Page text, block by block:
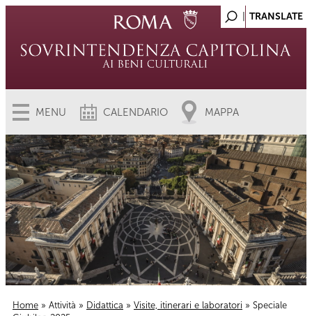
MENU CALENDARIO MAPPA
Home » Attività » Didattica » Visite, itinerari e laboratori » Speciale